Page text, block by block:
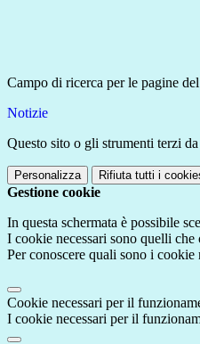
Campo di ricerca per le pagine
Notizie
Questo sito o gli strumenti terzi
Personalizza Rifiuta tutti i
Gestione cookie
In questa schermata è possibile
I cookie necessari sono quelli
Per conoscere quali sono i
Cookie necessari per il
I cookie necessari per il